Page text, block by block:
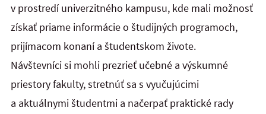
v prostredí univerzitného kampusu, kde mali možnosť
získať priame informácie o študijných programoch,
prijímacom konaní a študentskom živote.
Návštevníci si mohli prezrieť učebné a výskumné
priestory fakulty, stretnúť sa s vyučujúcimi
a aktuálnymi študentmi a načerpať praktické rady